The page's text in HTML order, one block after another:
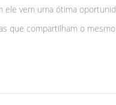
ele vem uma ótima
que compartilham o mesmo